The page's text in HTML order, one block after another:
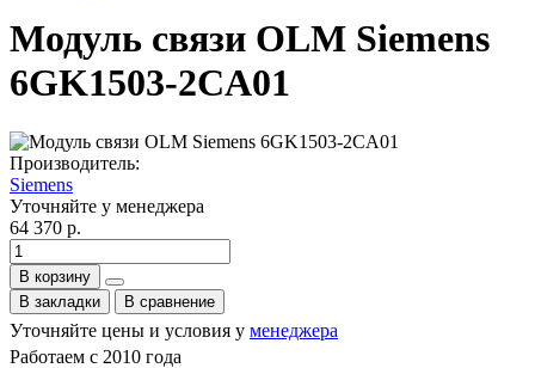
Модуль связи OLM Siemens
6GK1503-2CA01
Производитель:
Siemens
Уточняйте у менеджера
64 370 р.
В корзину
В закладки
В сравнение
Уточняйте цены и условия у менеджера
Работаем с 2010 года